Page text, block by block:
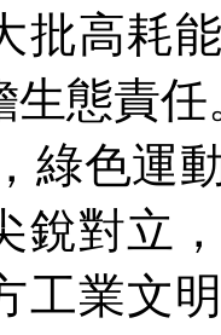
批高耗
生態責任
綠色運
銳對立
工業文